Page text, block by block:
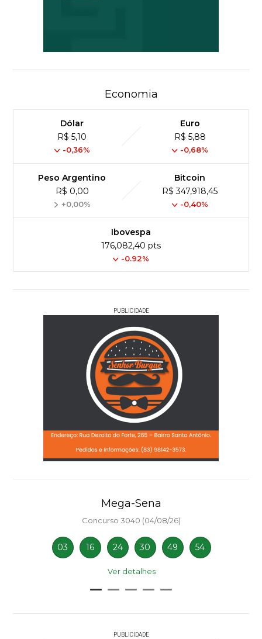
Economia
Dólar
R$ 5,10
-0,36%
Euro
R$ 5,88
-0,68%
Peso Argentino
R$ 0,00
+0,00%
Bitcoin
R$ 347,918,45
-0,40%
Ibovespa
176,082,40 pts
-0.92%
PUBLICIDADE
Mega-Sena
Concurso 3040 (04/08/26)
03 16 24 30 49 54
Ver detalhes
PUBLICIDADE